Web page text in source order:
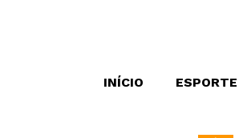
INÍCIO ESPORTE